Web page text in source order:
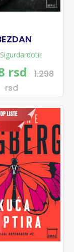
rsd
1.298
rsd